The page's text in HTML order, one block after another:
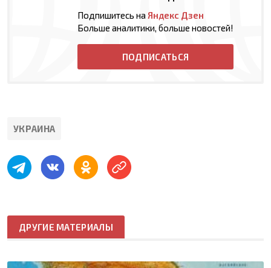
Подпишитесь на Яндекс Дзен
Больше аналитики, больше новостей!
ПОДПИСАТЬСЯ
УКРАИНА
ДРУГИЕ МАТЕРИАЛЫ